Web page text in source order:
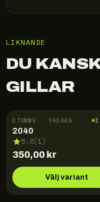
LIKNANDE
DU
GILLAR
STOMME · YASAKA I
2040
5.0(1)
350,00 kr
Välj variant